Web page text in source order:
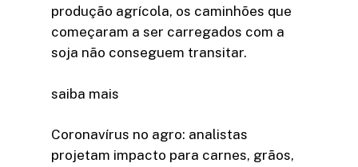
produção agrícola, os caminhões que
começaram a ser carregados com a
soja não conseguem transitar.
saiba mais
Coronavírus no agro: analistas
projetam impacto para carnes, grãos,